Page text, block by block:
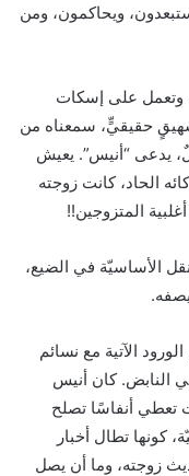
ويحاكمون، ومن
وتعمل على إسكات
حقيقيٍّ، سمعناه من
يدعى “أنيس”. يعيش
الحاد، كانت زوجته
المتزوجين!!
الأساسيّة في الضيع،
الآتية مع نسائم
النابض. كان أنيس
تعطي أنفاسًا تصلح
كونها تطال أخبار
زوجته، وما أن يصل